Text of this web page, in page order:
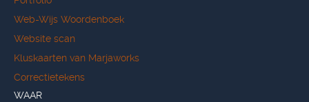
Web-Wijs Woordenboek
Website scan
Kluskaarten van Marjaworks
Correctietekens
WAAR